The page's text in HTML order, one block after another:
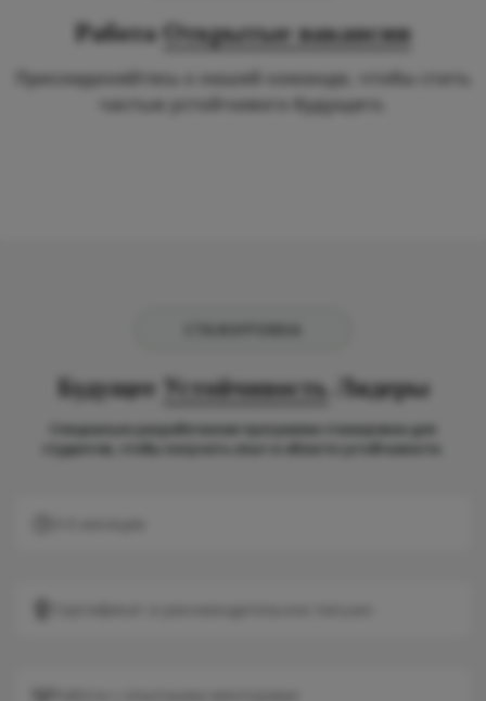
Работа Открытые вакансии
Присоединяйтесь к нашей команде, чтобы стать
частью устойчивого будущего.
Будущее Устойчивость Лидеры
Специально разработанная программа стажировки для
студентов, чтобы получить опыт в области устойчивости.